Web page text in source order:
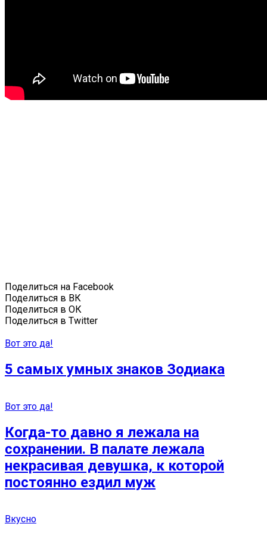
Поделиться на Facebook
Поделиться в ВК
Поделиться в ОК
Поделиться в Twitter
Вот это да!
5 самых умных знаков Зодиака
Вот это да!
Когда-то давно я лежала на
сохранении. В палате лежала
некрасивая девушка, к которой
постоянно ездил муж
Вкусно